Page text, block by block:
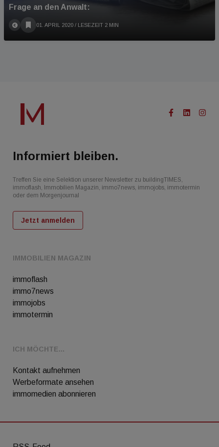
Frage an den Anwalt:
01. APRIL 2020 / LESEZEIT 2 MIN
IMMOBILIEN MAGAZIN
immoflash
immo7news
immojobs
immotermin
ICH MÖCHTE...
Kontakt aufnehmen
Werbeformate ansehen
immomedien abonnieren
Informiert bleiben.
Treffen Sie eine Selektion unserer Newsletter zu buildingTIMES,
immoflash, Immobilien Magazin, immo7news, immojobs, immotermin
oder dem Morgenjournal
Jetzt anmelden